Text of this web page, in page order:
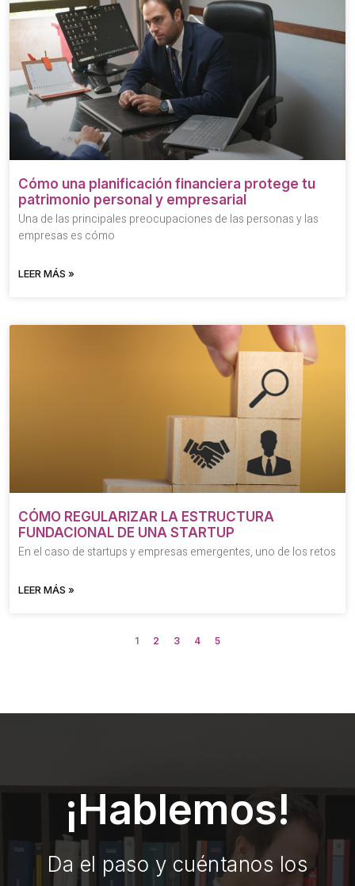
Cómo una planificación financiera protege tu
patrimonio personal y empresarial
Una de las principales preocupaciones de las personas y las
empresas es cómo
LEER MÁS »
CÓMO REGULARIZAR LA ESTRUCTURA
FUNDACIONAL DE UNA STARTUP
En el caso de startups y empresas emergentes, uno de los retos
LEER MÁS »
1 2 3 4 5
¡Hablemos!
Da el paso y cuéntanos los